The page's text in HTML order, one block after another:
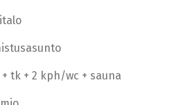
+ tk + 2 kph/wc + sauna